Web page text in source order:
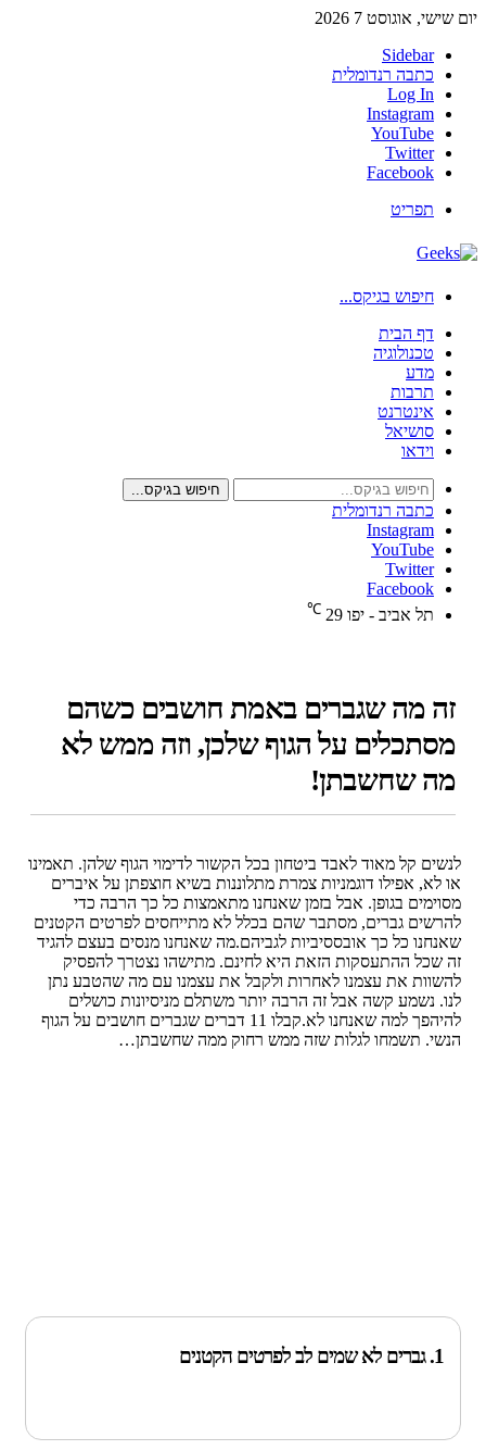
יום שישי, אוגוסט 7 2026
Sidebar
כתבה רנדומלית
Log In
Instagram
YouTube
Twitter
Facebook
תפריט
חיפוש בגיקס...
דף הבית
טכנולוגיה
מדע
תרבות
אינטרנט
סושיאל
וידאו
חיפוש בגיקס...
כתבה רנדומלית
Instagram
YouTube
Twitter
Facebook
תל אביב - יפו 29
℃
זה מה שגברים באמת חושבים כשהם
מסתכלים על הגוף שלכן, וזה ממש לא
מה שחשבתן!
לנשים קל מאוד לאבד ביטחון בכל הקשור לדימוי הגוף שלהן. תאמינו
או לא, אפילו דוגמניות צמרת מתלוננות בשיא חוצפתן על איברים
מסוימים בגופן. אבל בזמן שאנחנו מתאמצות כל כך הרבה כדי
להרשים גברים, מסתבר שהם בכלל לא מתייחסים לפרטים הקטנים
שאנחנו כל כך אובססיביות לגביהם.מה שאנחנו מנסים בעצם להגיד
זה שכל ההתעסקות הזאת היא לחינם. מתישהו נצטרך להפסיק
להשוות את עצמנו לאחרות ולקבל את עצמנו עם מה שהטבע נתן
לנו. נשמע קשה אבל זה הרבה יותר משתלם מניסיונות כושלים
להיהפך למה שאנחנו לא.קבלו 11 דברים שגברים חושבים על הגוף
הנשי. תשמחו לגלות שזה ממש רחוק ממה שחשבתן…
1. גברים לא שמים לב לפרטים הקטנים